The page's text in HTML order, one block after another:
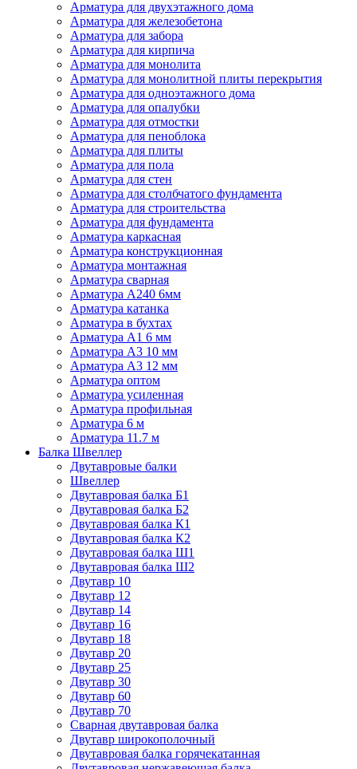
Арматура для двухэтажного дома
Арматура для железобетона
Арматура для забора
Арматура для кирпича
Арматура для монолита
Арматура для монолитной плиты перекрытия
Арматура для одноэтажного дома
Арматура для опалубки
Арматура для отмостки
Арматура для пеноблока
Арматура для плиты
Арматура для пола
Арматура для стен
Арматура для столбчатого фундамента
Арматура для строительства
Арматура для фундамента
Арматура каркасная
Арматура конструкционная
Арматура монтажная
Арматура сварная
Арматура А240 6мм
Арматура катанка
Арматура в бухтах
Арматура А1 6 мм
Арматура А3 10 мм
Арматура А3 12 мм
Арматура оптом
Арматура усиленная
Арматура профильная
Арматура 6 м
Арматура 11.7 м
Балка Швеллер
Двутавровые балки
Швеллер
Двутавровая балка Б1
Двутавровая балка Б2
Двутавровая балка К1
Двутавровая балка К2
Двутавровая балка Ш1
Двутавровая балка Ш2
Двутавр 10
Двутавр 12
Двутавр 14
Двутавр 16
Двутавр 18
Двутавр 20
Двутавр 25
Двутавр 30
Двутавр 60
Двутавр 70
Сварная двутавровая балка
Двутавр широкополочный
Двутавровая балка горячекатанная